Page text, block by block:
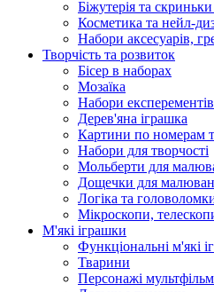
Біжутерія та
Косметика та нейл-
Набори аксесуарів,
Творчість та розвиток
Бісер в наборах
Мозаїка
Набори експерементів
Дерев'яна іграшка
Картини по номерам
Набори для творчості
Мольберти для
Дощечки для
Логіка та
Мікроскопи,
М'які іграшки
Функціональні м'які
Тварини
Персонажі